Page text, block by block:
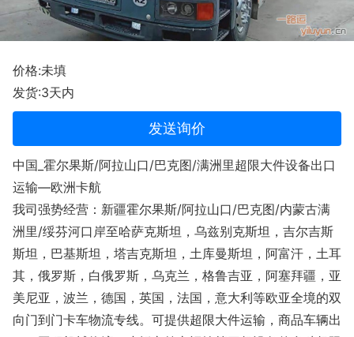
价格:未填
发货:3天内
发送询价
中国_霍尔果斯/阿拉山口/巴克图/满洲里超限大件设备出口
运输—欧洲卡航
我司强势经营：新疆霍尔果斯/阿拉山口/巴克图/内蒙古满
洲里/绥芬河口岸至哈萨克斯坦，乌兹别克斯坦，吉尔吉斯
斯坦，巴基斯坦，塔吉克斯坦，土库曼斯坦，阿富汗，土耳
其，俄罗斯，白俄罗斯，乌克兰，格鲁吉亚，阿塞拜疆，亚
美尼亚，波兰，德国，英国，法国，意大利等欧亚全境的双
向门到门卡车物流专线。可提供超限大件运输，商品车辆出